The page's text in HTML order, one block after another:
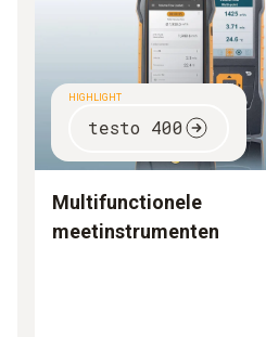
HIGHLIGHT
testo 400
Multifunctionele
meetinstrumenten